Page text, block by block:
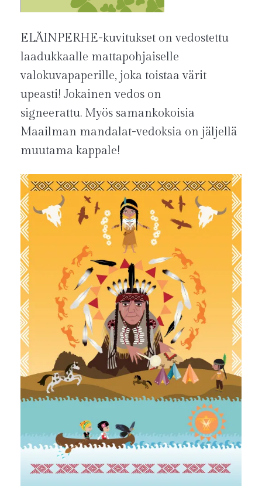
ELÄINPERHE-kuvitukset on vedostettu
laadukkaalle mattapohjaiselle
valokuvapaperille, joka toistaa värit
upeasti! Jokainen vedos on
signeerattu. Myös samankokoisia
Maailman mandalat-vedoksia on jäljellä
muutama kappale!